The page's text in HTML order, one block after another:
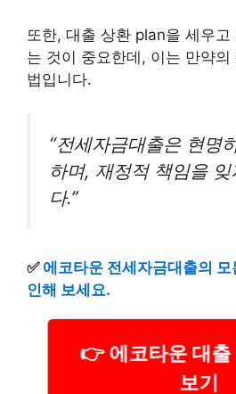
또한, 대출 상환 plan을 세우
는 것이 중요한데, 이는 만약
법입니다.
“전세자금대출은 현명
하며, 재정적 책임을
다.”
✅ 에코타운 전세자금대출의
인해 보세요.
👉 에코타운 대출
보기